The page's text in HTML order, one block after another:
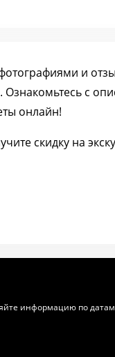
и
с
онлайн!
скидку на
информацию по